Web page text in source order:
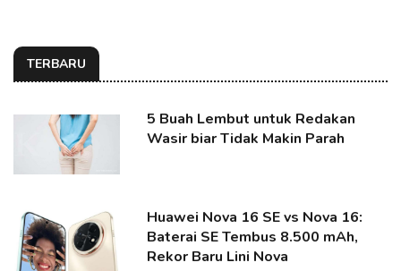
TERBARU
5 Buah Lembut untuk Redakan
Wasir biar Tidak Makin Parah
Huawei Nova 16 SE vs Nova 16:
Baterai SE Tembus 8.500 mAh,
Rekor Baru Lini Nova